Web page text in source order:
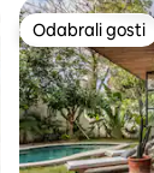
Odabrali gosti
Odabrali gosti